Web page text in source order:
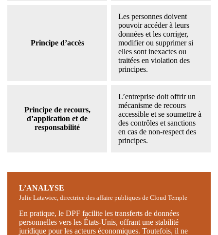
Principe d’accès
Les personnes doivent
pouvoir accéder à leurs
données et les corriger,
modifier ou supprimer si
elles sont inexactes ou
traitées en violation des
principes.
Principe de recours,
d’application et de
responsabilité
L’entreprise doit offrir un
mécanisme de recours
accessible et se soumettre à
des contrôles et sanctions
en cas de non-respect des
principes.
L’ANALYSE
Julie Latawiec, directrice des affaire publiques de Cloud Temple
En pratique, le DPF facilite les transferts de données
personnelles vers les États-Unis, offrant une stabilité
juridique pour les acteurs économiques. Toutefois, il ne